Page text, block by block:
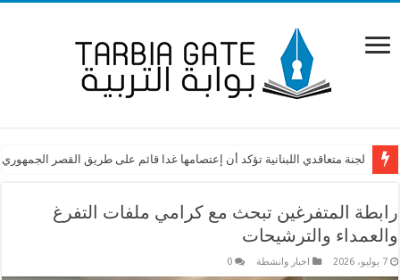
لجنة متعاقدي اللبنانية تؤكد أن إعتصامها غدا قائم على طريق القصر الجمهوري
اعتصام امام وزارة التربية احتجاجًا على قرار كرامي إجراء امتحان “اوسكي”
رابطة المتفرغين تبحث مع كرامي ملفات التفرغ
والعمداء والترشيحات
7 يوليو، 2026 اخبار وانشطة 0